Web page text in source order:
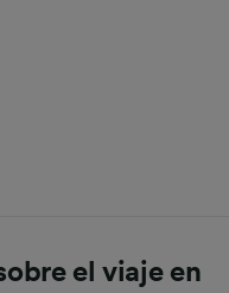
el viaje en